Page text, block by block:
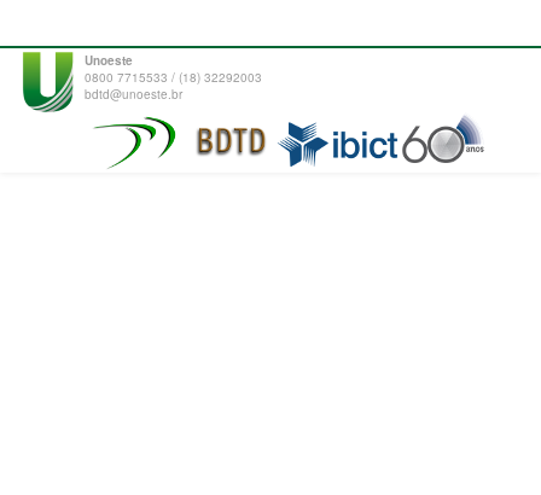
Unoeste
0800 7715533 / (18) 32292003
bdtd@unoeste.br